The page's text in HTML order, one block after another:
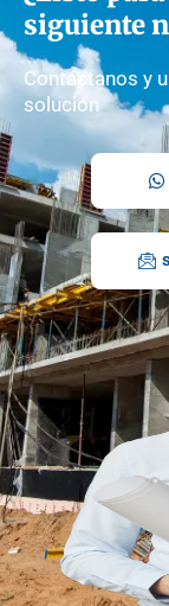
siguiente
Contáctanos y
solución